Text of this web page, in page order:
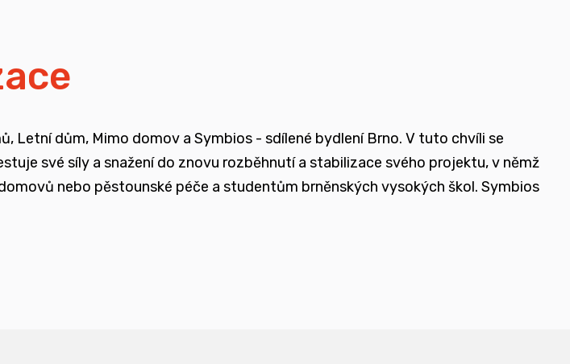
o ohrožené děti
veřejnostidům, Mimo domov a Symbios - sdílené bydlení Brno. V tuto chvíli se
své síly a snažení do znovu rozběhnutí a stabilizace svého projektu, v němž
nebo pěstounské péče a studentům brněnských vysokých škol. Symbios